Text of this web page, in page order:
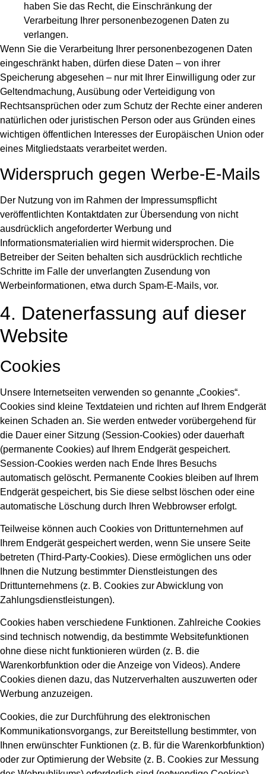
haben Sie das Recht, die Einschränkung der
Verarbeitung Ihrer personenbezogenen Daten zu
verlangen.
Wenn Sie die Verarbeitung Ihrer personenbezogenen Daten
eingeschränkt haben, dürfen diese Daten – von ihrer
Speicherung abgesehen – nur mit Ihrer Einwilligung oder zur
Geltendmachung, Ausübung oder Verteidigung von
Rechtsansprüchen oder zum Schutz der Rechte einer anderen
natürlichen oder juristischen Person oder aus Gründen eines
wichtigen öffentlichen Interesses der Europäischen Union oder
eines Mitgliedstaats verarbeitet werden.
Widerspruch gegen Werbe-E-Mails
Der Nutzung von im Rahmen der Impressumspflicht
veröffentlichten Kontaktdaten zur Übersendung von nicht
ausdrücklich angeforderter Werbung und
Informationsmaterialien wird hiermit widersprochen. Die
Betreiber der Seiten behalten sich ausdrücklich rechtliche
Schritte im Falle der unverlangten Zusendung von
Werbeinformationen, etwa durch Spam-E-Mails, vor.
4. Datenerfassung auf dieser
Website
Cookies
Unsere Internetseiten verwenden so genannte „Cookies“.
Cookies sind kleine Textdateien und richten auf Ihrem Endgerät
keinen Schaden an. Sie werden entweder vorübergehend für
die Dauer einer Sitzung (Session-Cookies) oder dauerhaft
(permanente Cookies) auf Ihrem Endgerät gespeichert.
Session-Cookies werden nach Ende Ihres Besuchs
automatisch gelöscht. Permanente Cookies bleiben auf Ihrem
Endgerät gespeichert, bis Sie diese selbst löschen oder eine
automatische Löschung durch Ihren Webbrowser erfolgt.
Teilweise können auch Cookies von Drittunternehmen auf
Ihrem Endgerät gespeichert werden, wenn Sie unsere Seite
betreten (Third-Party-Cookies). Diese ermöglichen uns oder
Ihnen die Nutzung bestimmter Dienstleistungen des
Drittunternehmens (z. B. Cookies zur Abwicklung von
Zahlungsdienstleistungen).
Cookies haben verschiedene Funktionen. Zahlreiche Cookies
sind technisch notwendig, da bestimmte Websitefunktionen
ohne diese nicht funktionieren würden (z. B. die
Warenkorbfunktion oder die Anzeige von Videos). Andere
Cookies dienen dazu, das Nutzerverhalten auszuwerten oder
Werbung anzuzeigen.
Cookies, die zur Durchführung des elektronischen
Kommunikationsvorgangs, zur Bereitstellung bestimmter, von
Ihnen erwünschter Funktionen (z. B. für die Warenkorbfunktion)
oder zur Optimierung der Website (z. B. Cookies zur Messung